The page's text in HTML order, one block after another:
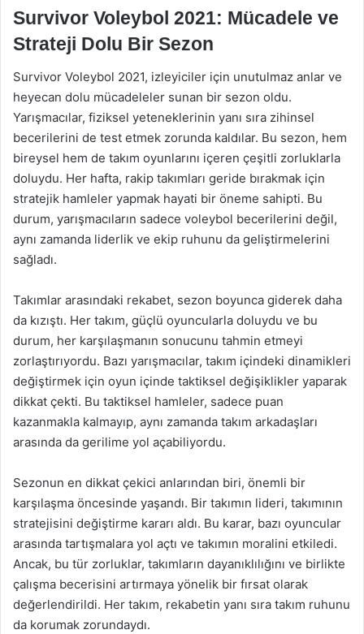
Survivor Voleybol 2021: Mücadele ve
Strateji Dolu Bir Sezon
Survivor Voleybol 2021, izleyiciler için unutulmaz anlar ve
heyecan dolu mücadeleler sunan bir sezon oldu.
Yarışmacılar, fiziksel yeteneklerinin yanı sıra zihinsel
becerilerini de test etmek zorunda kaldılar. Bu sezon, hem
bireysel hem de takım oyunlarını içeren çeşitli zorluklarla
doluydu. Her hafta, rakip takımları geride bırakmak için
stratejik hamleler yapmak hayati bir öneme sahipti. Bu
durum, yarışmacıların sadece voleybol becerilerini değil,
aynı zamanda liderlik ve ekip ruhunu da geliştirmelerini
sağladı.
Takımlar arasındaki rekabet, sezon boyunca giderek daha
da kızıştı. Her takım, güçlü oyuncularla doluydu ve bu
durum, her karşılaşmanın sonucunu tahmin etmeyi
zorlaştırıyordu. Bazı yarışmacılar, takım içindeki dinamikleri
değiştirmek için oyun içinde taktiksel değişiklikler yaparak
dikkat çekti. Bu taktiksel hamleler, sadece puan
kazanmakla kalmayıp, aynı zamanda takım arkadaşları
arasında da gerilime yol açabiliyordu.
Sezonun en dikkat çekici anlarından biri, önemli bir
karşılaşma öncesinde yaşandı. Bir takımın lideri, takımının
stratejisini değiştirme kararı aldı. Bu karar, bazı oyuncular
arasında tartışmalara yol açtı ve takımın moralini etkiledi.
Ancak, bu tür zorluklar, takımların dayanıklılığını ve birlikte
çalışma becerisini artırmaya yönelik bir fırsat olarak
değerlendirildi. Her takım, rekabetin yanı sıra takım ruhunu
da korumak zorundaydı.